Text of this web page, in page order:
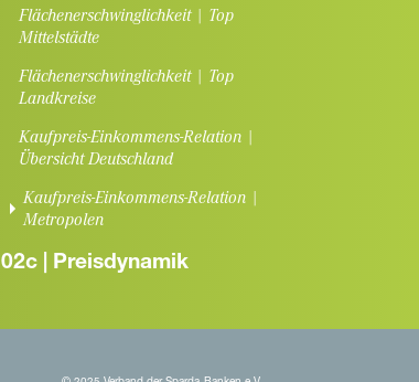
Flächenerschwinglichkeit | Top
Mittelstädte
Flächenerschwinglichkeit | Top
Landkreise
Kaufpreis-Einkommens-Relation |
Übersicht Deutschland
Kaufpreis-Einkommens-Relation |
Metropolen(current)
02c | Preisdynamik